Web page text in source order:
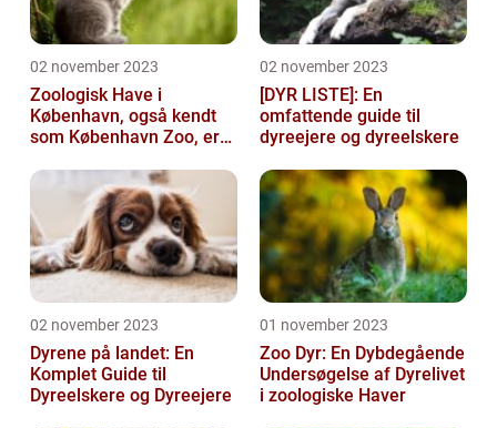
02 november 2023
Zoologisk Have i
København, også kendt
som København Zoo, er
og mest populære ...
02 november 2023
[DYR LISTE]: En
omfattende guide til
dyreejere og dyreelskere
02 november 2023
Dyrene på landet: En
Komplet Guide til
Dyreelskere og Dyreejere
01 november 2023
Zoo Dyr: En Dybdegående
Undersøgelse af Dyrelivet
i zoologiske Haver